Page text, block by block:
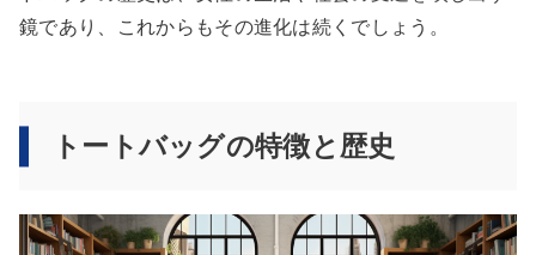
鏡であり、これからもその進化は続くでしょう。
トートバッグの特徴と歴史